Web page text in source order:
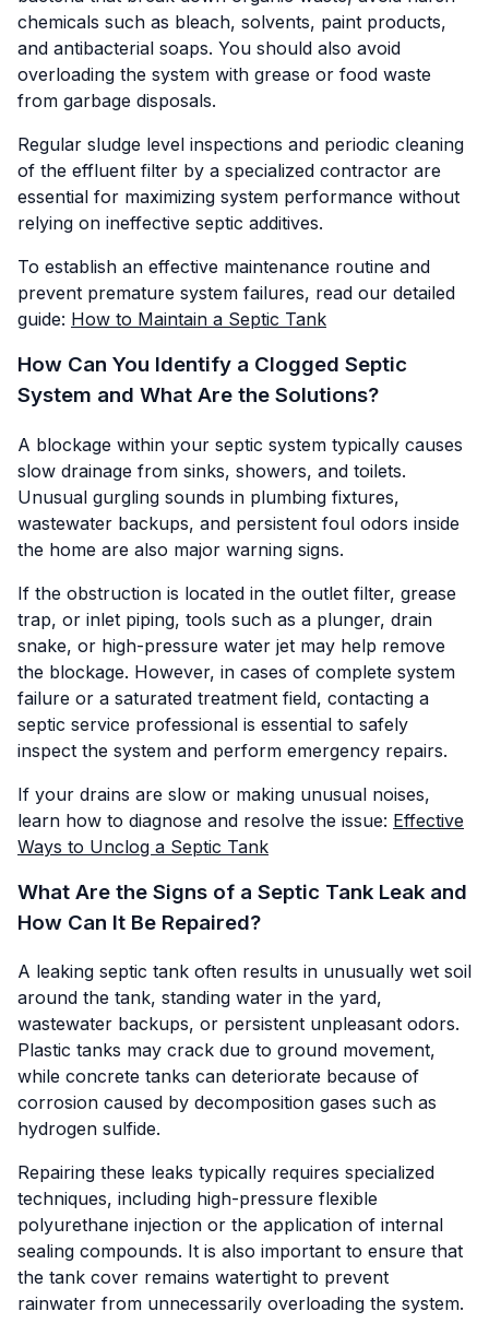
chemicals such as bleach, solvents, paint products,
and antibacterial soaps. You should also avoid
overloading the system with grease or food waste
from garbage disposals.
Regular sludge level inspections and periodic cleaning
of the effluent filter by a specialized contractor are
essential for maximizing system performance without
relying on ineffective septic additives.
To establish an effective maintenance routine and
prevent premature system failures, read our detailed
guide: How to Maintain a Septic Tank
How Can You Identify a Clogged Septic
System and What Are the Solutions?
A blockage within your septic system typically causes
slow drainage from sinks, showers, and toilets.
Unusual gurgling sounds in plumbing fixtures,
wastewater backups, and persistent foul odors inside
the home are also major warning signs.
If the obstruction is located in the outlet filter, grease
trap, or inlet piping, tools such as a plunger, drain
snake, or high-pressure water jet may help remove
the blockage. However, in cases of complete system
failure or a saturated treatment field, contacting a
septic service professional is essential to safely
inspect the system and perform emergency repairs.
If your drains are slow or making unusual noises,
learn how to diagnose and resolve the issue: Effective
Ways to Unclog a Septic Tank
What Are the Signs of a Septic Tank Leak and
How Can It Be Repaired?
A leaking septic tank often results in unusually wet soil
around the tank, standing water in the yard,
wastewater backups, or persistent unpleasant odors.
Plastic tanks may crack due to ground movement,
while concrete tanks can deteriorate because of
corrosion caused by decomposition gases such as
hydrogen sulfide.
Repairing these leaks typically requires specialized
techniques, including high-pressure flexible
polyurethane injection or the application of internal
sealing compounds. It is also important to ensure that
the tank cover remains watertight to prevent
rainwater from unnecessarily overloading the system.